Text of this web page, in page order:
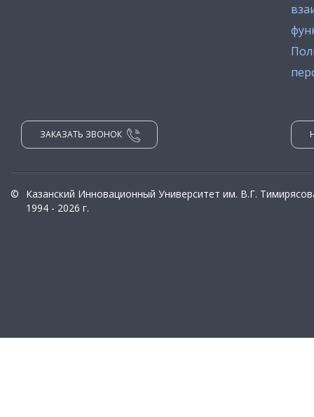
ЗАКАЗАТЬ ЗВОНОК
©
Казанский Инновационный Университет им. В.Г.
1994 - 2026 г.